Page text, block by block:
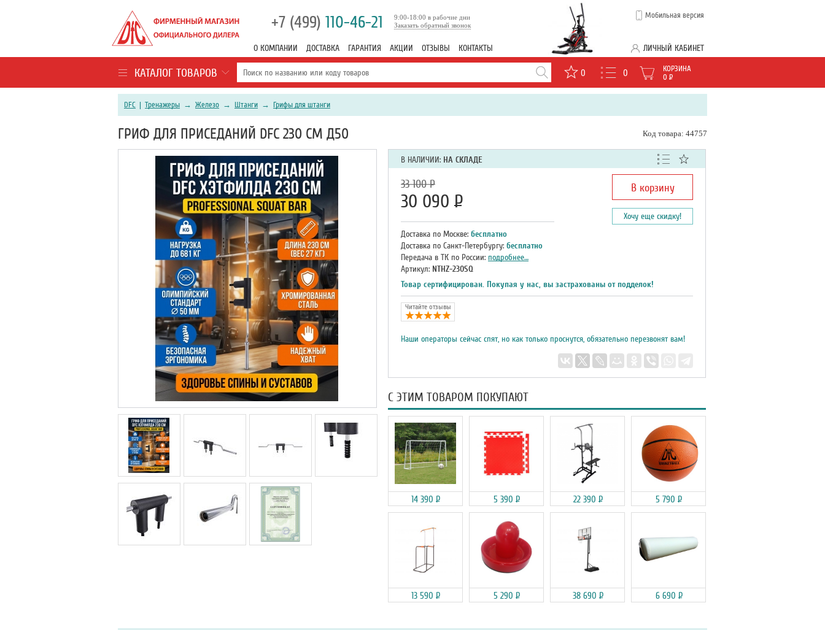
+7 (499) 110-46-21 Заказать обратный звонок
9:00-18:00 в рабочие дни
О КОМПАНИИ ДОСТАВКА ГАРАНТИЯ АКЦИИ ОТЗЫВЫ КОНТАКТЫ
Мобильная версия
ЛИЧНЫЙ КАБИНЕТ
КАТАЛОГ ТОВАРОВ 0 0
КОРЗИНА
0 Р
DFC | Тренажеры → Железо → Штанги → Грифы для штанги
Код товара: 44757
ГРИФ ДЛЯ ПРИСЕДАНИЙ DFC 230 СМ Д50
В НАЛИЧИИ: НА СКЛАДЕ
33 100Р
30 090 Р
В корзину
Хочу еще скидку!
Доставка по Москве: бесплатно
Доставка по Санкт-Петербургу: бесплатно
Передача в ТК по России: подробнее…
Артикул: NTHZ-230SQ
Товар сертифицирован. Покупая у нас, вы застрахованы от подделок!
Читайте отзывы
Наши операторы сейчас спят, но как только проснутся, обязательно перезвонят вам!
С ЭТИМ ТОВАРОМ ПОКУПАЮТ
14 390 Р 5 390 Р 22 390 Р 5 790 Р
13 590 Р 5 290 Р 38 690 Р 6 690 Р